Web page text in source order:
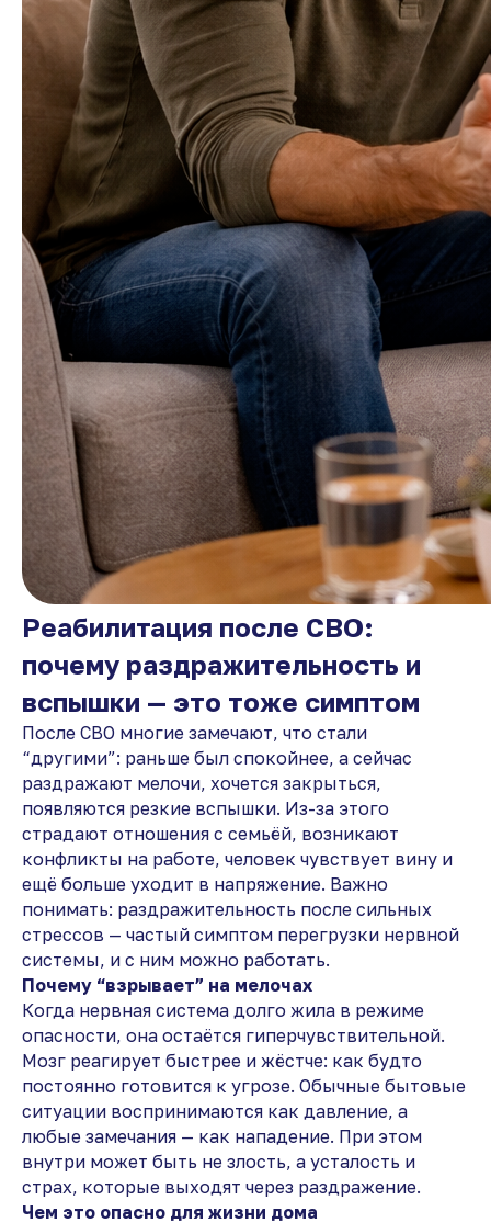
Реабилитация после СВО:
почему раздражительность и
вспышки — это тоже симптом
После СВО многие замечают, что стали
“другими”: раньше был спокойнее, а сейчас
раздражают мелочи, хочется закрыться,
появляются резкие вспышки. Из-за этого
страдают отношения с семьёй, возникают
конфликты на работе, человек чувствует вину и
ещё больше уходит в напряжение. Важно
понимать: раздражительность после сильных
стрессов — частый симптом перегрузки нервной
системы, и с ним можно работать.
Почему “взрывает” на мелочах
Когда нервная система долго жила в режиме
опасности, она остаётся гиперчувствительной.
Мозг реагирует быстрее и жёстче: как будто
постоянно готовится к угрозе. Обычные бытовые
ситуации воспринимаются как давление, а
любые замечания — как нападение. При этом
внутри может быть не злость, а усталость и
страх, которые выходят через раздражение.
Чем это опасно для жизни дома